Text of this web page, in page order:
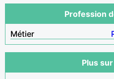
Profession
Métier
Plus